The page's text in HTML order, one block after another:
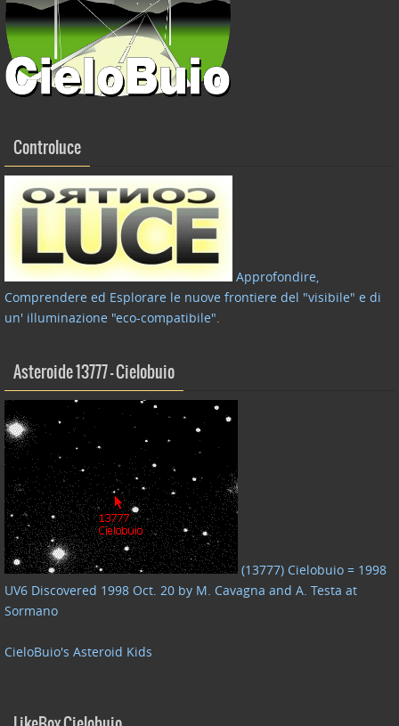
Controluce
Approfondire,
Comprendere ed Esplorare le nuove frontiere del "visibile" e di
un' illuminazione "eco-compatibile".
Asteroide 13777 – Cielobuio
(13777) Cielobuio = 1998
UV6 Discovered 1998 Oct. 20 by M. Cavagna and A. Testa at
Sormano
CieloBuio's Asteroid Kids